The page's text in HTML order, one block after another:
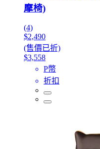
摩椅)
(4)
$2,490
(售價已折)
$3,558
P幣
折扣